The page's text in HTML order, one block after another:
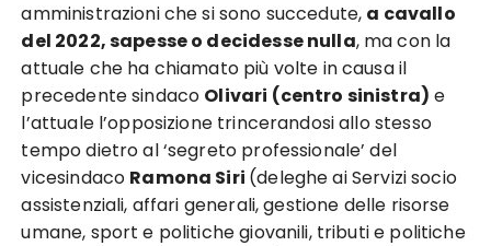
amministrazioni che si sono succedute, a cavallo
del 2022, sapesse o decidesse nulla, ma con la
attuale che ha chiamato più volte in causa il
precedente sindaco Olivari (centro sinistra) e
l’attuale l’opposizione trincerandosi allo stesso
tempo dietro al ‘segreto professionale’ del
vicesindaco Ramona Siri (deleghe ai Servizi socio
assistenziali, affari generali, gestione delle risorse
umane, sport e politiche giovanili, tributi e politiche